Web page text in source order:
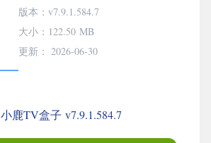
版本：v7.9.1.584.7
大小： 122.50 MB
更新： 2026-06-30
小鹿TV盒子 v7.9.1.584.7